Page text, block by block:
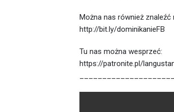
Można nas również znaleźć
http://bit.ly/dominikanieFB
Tu nas można wesprzeć:
https://patronite.pl/